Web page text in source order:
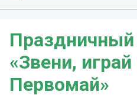
Праздничный
«Звени,
Первомай»